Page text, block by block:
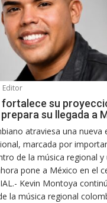
Editor
fortalece su
su llegada a
atraviesa una nueva
marcada por
de la música regional y
pone a México en el
Kevin Montoya
la música regional